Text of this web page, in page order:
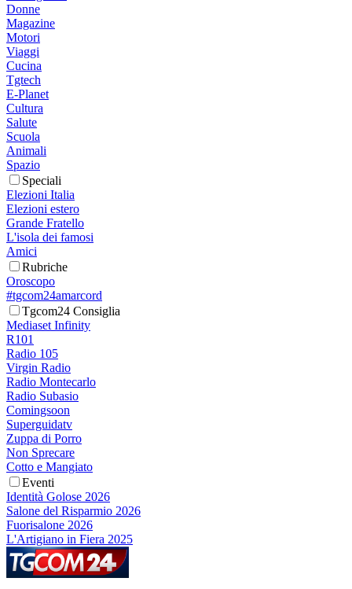
Donne
Magazine
Motori
Viaggi
Cucina
Tgtech
E-Planet
Cultura
Salute
Scuola
Animali
Spazio
Speciali
Elezioni Italia
Elezioni estero
Grande Fratello
L'isola dei famosi
Amici
Rubriche
Oroscopo
#tgcom24amarcord
Tgcom24 Consiglia
Mediaset Infinity
R101
Radio 105
Virgin Radio
Radio Montecarlo
Radio Subasio
Comingsoon
Superguidatv
Zuppa di Porro
Non Sprecare
Cotto e Mangiato
Eventi
Identità Golose 2026
Salone del Risparmio 2026
Fuorisalone 2026
L'Artigiano in Fiera 2025